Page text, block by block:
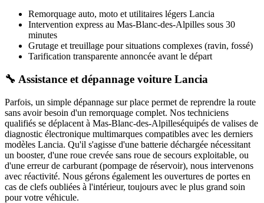
Remorquage auto, moto et utilitaires légers Lancia
Intervention express au Mas-Blanc-des-Alpilles sous 30
minutes
Grutage et treuillage pour situations complexes (ravin, fossé)
Tarification transparente annoncée avant le départ
🔧 Assistance et dépannage voiture Lancia
Parfois, un simple dépannage sur place permet de reprendre la route
sans avoir besoin d'un remorquage complet. Nos techniciens
qualifiés se déplacent à Mas-Blanc-des-Alpilleséquipés de valises de
diagnostic électronique multimarques compatibles avec les derniers
modèles Lancia. Qu'il s'agisse d'une batterie déchargée nécessitant
un booster, d'une roue crevée sans roue de secours exploitable, ou
d'une erreur de carburant (pompage de réservoir), nous intervenons
avec réactivité. Nous gérons également les ouvertures de portes en
cas de clefs oubliées à l'intérieur, toujours avec le plus grand soin
pour votre véhicule.